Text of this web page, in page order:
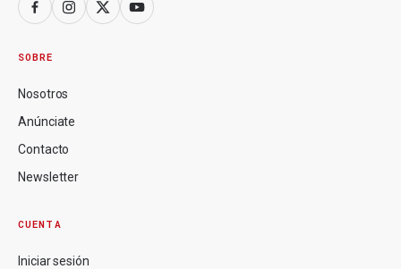
SOBRE
Nosotros
Anúnciate
Contacto
Newsletter
CUENTA
Iniciar sesión